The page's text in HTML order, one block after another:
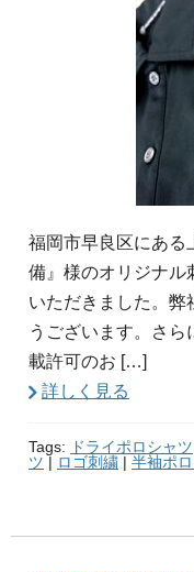
福岡市早良区にある
備』様のオリジナル
いただきました。弊
うございます。さ
載許可のお […]
詳しく見る
Tags: ドライポロシャツ
ツ | ロゴ刺繍 | 半袖ポ